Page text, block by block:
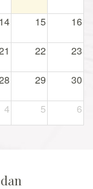
14 15 16
22 23
29 30
4 5 6